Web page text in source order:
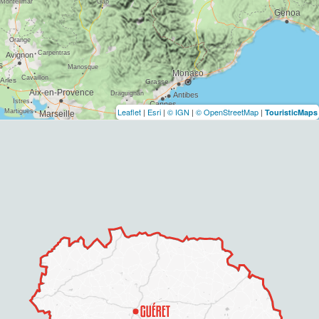
Leaflet | Esri | © IGN | © OpenStreetMap | TouristicMaps